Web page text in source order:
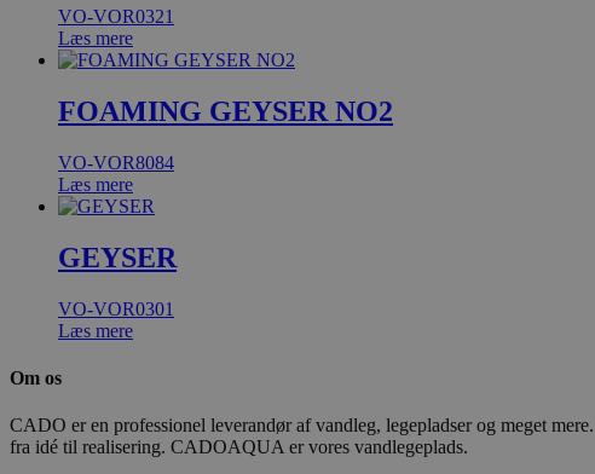
VO-VOR0321
Læs mere
FOAMING GEYSER NO2
VO-VOR8084
Læs mere
GEYSER
VO-VOR0301
Læs mere
Om os
CADO er en professionel leverandør af vandleg, legepladser og meget
fra idé til realisering. CADOAQUA er vores vandlegeplads.